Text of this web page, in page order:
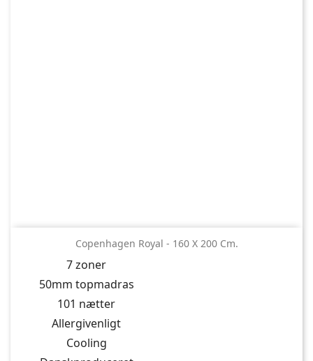
Copenhagen Royal - 160 X 200 Cm.
7 zoner
50mm topmadras
101 nætter
Allergivenligt
Cooling